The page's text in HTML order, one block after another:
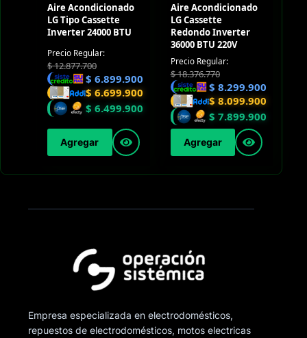
Aire Acondicionado
LG Tipo Cassette
Inverter 24000 BTU
Precio Regular:
$12.877.700
$ 6.899.900
$ 6.699.900
$ 6.499.900
Agregar
Aire Acondicionado
LG Cassette
Redondo Inverter
36000 BTU 220V
Precio Regular:
$18.376.770
$ 8.299.900
$ 8.099.900
$ 7.899.900
Agregar
Empresa especializada en electrodomésticos,
repuestos de electrodomésticos, motos electricas